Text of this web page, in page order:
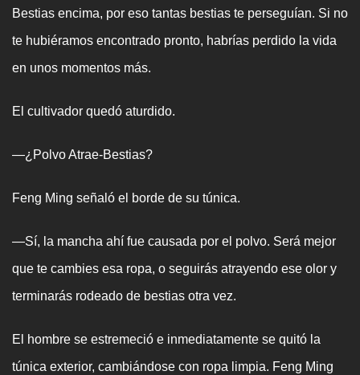
Bestias encima, por eso tantas bestias te perseguían. Si no
te hubiéramos encontrado pronto, habrías perdido la vida
en unos momentos más.
El cultivador quedó aturdido.
—¿Polvo Atrae-Bestias?
Feng Ming señaló el borde de su túnica.
—Sí, la mancha ahí fue causada por el polvo. Será mejor
que te cambies esa ropa, o seguirás atrayendo ese olor y
terminarás rodeado de bestias otra vez.
El hombre se estremeció e inmediatamente se quitó la
túnica exterior, cambiándose con ropa limpia. Feng Ming